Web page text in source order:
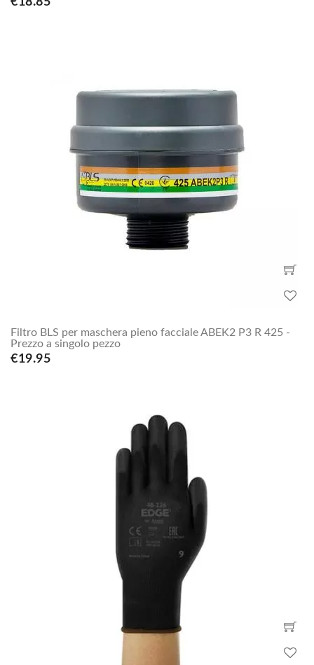
Filtro BLS per maschera pieno facciale ABEK2 P3 R 425 -
Prezzo a singolo pezzo
€19.95